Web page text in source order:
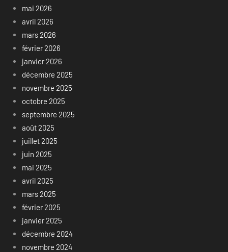
mai 2026
avril 2026
mars 2026
février 2026
janvier 2026
décembre 2025
novembre 2025
octobre 2025
septembre 2025
août 2025
juillet 2025
juin 2025
mai 2025
avril 2025
mars 2025
février 2025
janvier 2025
décembre 2024
novembre 2024